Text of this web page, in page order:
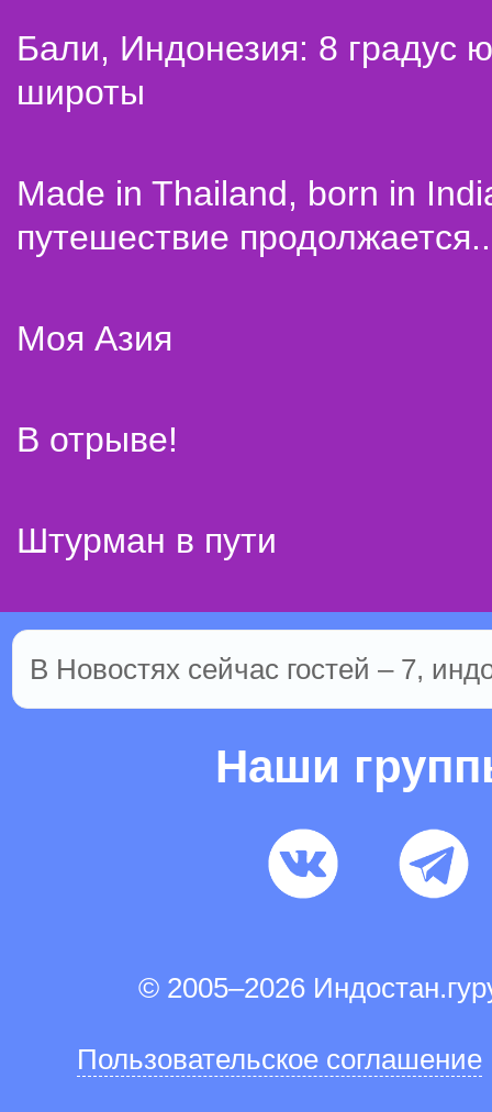
Бали, Индонезия: 8 градус
широты
Made in Thailand, born in
путешествие
Моя Азия
В отрыве!
Штурман в пути
В Новостях сейчас гостей – 7,
Наши
© 2005–2026
Пользовательское соглашение